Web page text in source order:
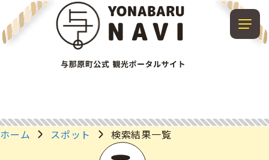
ホーム スポット 検索結果一覧